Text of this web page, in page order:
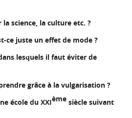
science, la culture etc. ?
ce juste un effet de mode ?
lesquels il faut éviter de
grâce à la vulgarisation ?
école du XXIème siècle suivant